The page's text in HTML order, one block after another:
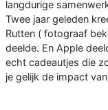
langdurige
Twee jaar geleden
Rutten ( fotograaf
deelde. En Apple
echt cadeautjes die
je gelijk de impact